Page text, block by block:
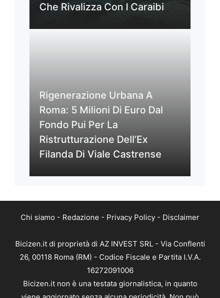
Che Rivalizza Con I Caraibi
Rigenerazione Urbana A
Roma: 5 Milioni Di Euro Dal
Fondo Pui Per La
Ristrutturazione Dell’Ex
Filanda Di Viale Castrense
Chi siamo - Redazione - Privacy Policy - Disclaimer
Bicizen.it di proprietà di AZ INVEST SRL - Via Conflenti
26, 00118 Roma (RM) - Codice Fiscale e Partita I.V.A.
16272091006
Bicizen.it non è una testata giornalistica, in quanto